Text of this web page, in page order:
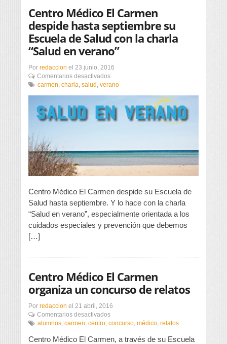
Centro Médico El Carmen
despide hasta septiembre su
Escuela de Salud con la charla
“Salud en verano”
Por redaccion el 23 junio, 2016
Comentarios desactivadosen
Centro
Carmen
despide
Escuela
Salud
charla
“Salud
en
verano”
carmen, charla, salud , verano
Centro Médico El Carmen despide su Escuela de
Salud hasta septiembre. Y lo hace con la charla
“Salud en verano”, especialmente orientada a los
cuidados especiales y prevención que debemos
[…]
Centro Médico El Carmen
organiza un concurso de relatos
Por redaccion el 21 abril, 2016
Comentarios desactivadosen
Centro
El
alumnos, carmen, centro, concurso, médico, relatos
Centro Médico El Carmen, a través de su Escuela